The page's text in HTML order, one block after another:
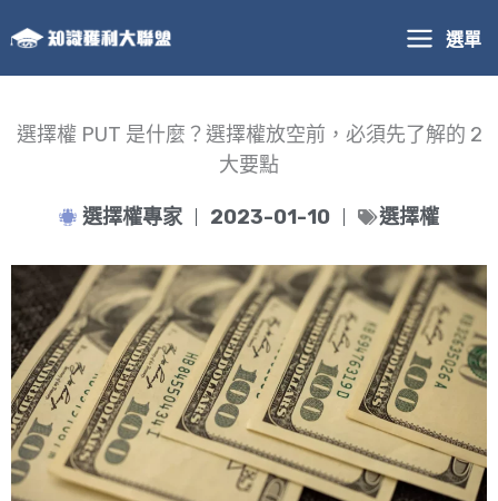
至
主
內
選單
選擇權 PUT 是什麼？選擇權放空前，必須先了解的 2
大要點
選擇權專家 2023-01-10 選擇權